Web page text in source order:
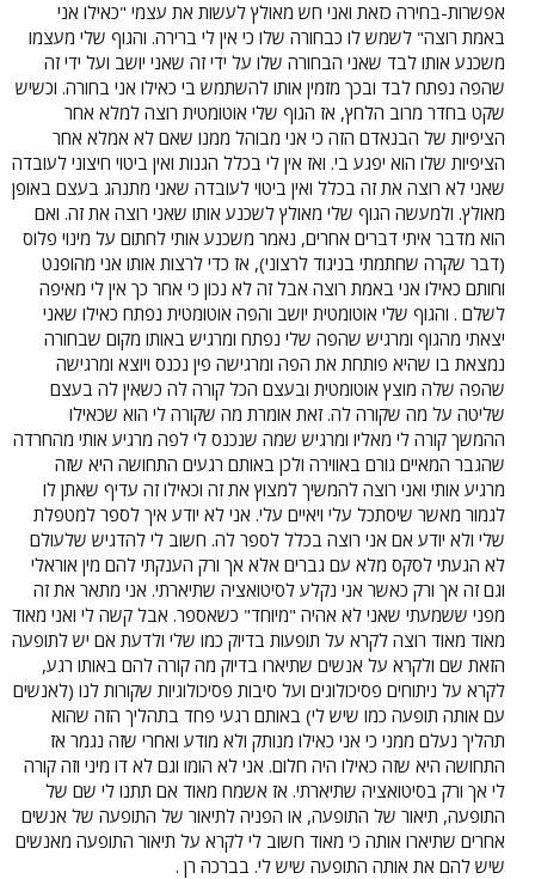
אפשרות-בחירה כזאת ואני חש מאולץ לעשות את עצמי "כאילו אני
באמת רוצה" לשמש לו כבחורה שלו כי אין לי ברירה. והגוף שלי מעצמו
משכנע אותו לבד שאני הבחורה שלו על ידי זה שאני יושב ועל ידי זה
שהפה נפתח לבד ובכך מזמין אותו להשתמש בי כאילו אני בחורה. וכשיש
שקט בחדר מרוב הלחץ, אז הגוף שלי אוטומטית רוצה למלא אחר
הציפיות של הבנאדם הזה כי אני מבוהל ממנו שאם לא אמלא אחר
הציפיות שלו הוא יפגע בי. ואז אין לי בכלל הגנות ואין ביטוי חיצוני לעובדה
שאני לא רוצה את זה בכלל ואין ביטוי לעובדה שאני מתנהג בעצם באופן
מאולץ. ולמעשה הגוף שלי מאולץ לשכנע אותו שאני רוצה את זה. ואם
הוא מדבר איתי דברים אחרים, נאמר משכנע אותי לחתום על מינוי פלוס
(דבר שקרה שחתמתי בניגוד לרצוני), אז כדי לרצות אותו אני מהופנט
וחותם כאילו אני באמת רוצה אבל זה לא נכון כי אחר כך אין לי מאיפה
לשלם . והגוף שלי אוטומטית יושב והפה אוטומטית נפתח כאילו שאני
יצאתי מהגוף ומרגיש שהפה שלי נפתח ומרגיש באותו מקום שבחורה
נמצאת בו שהיא פותחת את הפה ומרגישה פין נכנס ויוצא ומרגישה
שהפה שלה מוצץ אוטומטית ובעצם הכל קורה לה כשאין לה בעצם
שליטה על מה שקורה לה. זאת אומרת מה שקורה לי הוא שכאילו
ההמשך קורה לי מאליו ומרגיש שמה שנכנס לי לפה מרגיע אותי מהחרדה
שהגבר המאיים גורם באווירה ולכן באותם רגעים התחושה היא שזה
מרגיע אותי ואני רוצה להמשיך למצוץ את זה וכאילו זה עדיף שאתן לו
לגמור מאשר שיסתכל עלי ויאיים עלי. אני לא יודע איך לספר למטפלת
שלי ולא יודע אם אני רוצה בכלל לספר לה. חשוב לי להדגיש שלעולם
לא הגעתי לסקס מלא עם גברים אלא אך ורק הענקתי להם מין אוראלי
וגם זה אך ורק כאשר אני נקלע לסיטואציה שתיארתי. אני מתאר את זה
מפני ששמעתי שאני לא אהיה "מיוחד" כשאספר. אבל קשה לי ואני מאוד
מאוד מאוד רוצה לקרא על תופעות בדיוק כמו שלי ולדעת אם יש לתופעה
הזאת שם ולקרא על אנשים שתיארו בדיוק מה קורה להם באותו רגע,
לקרא על ניתוחים פסיכולוגים ועל סיבות פסיכולוגיות שקורות לנו (לאנשים
עם אותה תופעה כמו שיש לי) באותם רגעי פחד בתהליך הזה שהוא
תהליך נעלם ממני כי אני כאילו מנותק ולא מודע ואחרי שזה נגמר אז
התחושה היא שזה כאילו היה חלום. אני לא הומו וגם לא דו מיני וזה קורה
לי אך ורק בסיטואציה שתיארתי. אז אשמח מאוד אם תתנו לי שם של
התופעה, תיאור של התופעה, או הפניה לתיאור של התופעה של אנשים
אחרים שתיארו אותה כי מאוד חשוב לי לקרא על תיאור התופעה מאנשים
שיש להם את אותה התופעה שיש לי. בברכה רן .